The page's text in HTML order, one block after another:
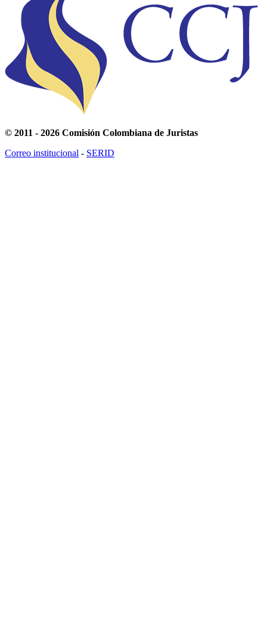
© 2011 - 2026 Comisión Colombiana de Juristas
Correo institucional - SERID